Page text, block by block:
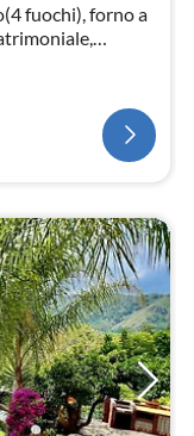
fuochi), forno a